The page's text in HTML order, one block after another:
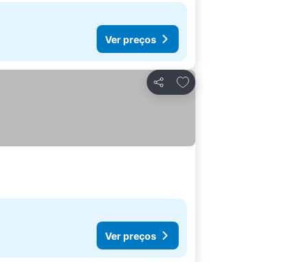
Ver preços
Partilhar
Adicionar aos favoritos
Ver preços